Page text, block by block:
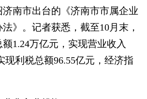
南市出台的《济南市市属企业
》。记者获悉，截至10月末，
1.24万亿元，实现营业收入
现利税总额96.55亿元，经济指